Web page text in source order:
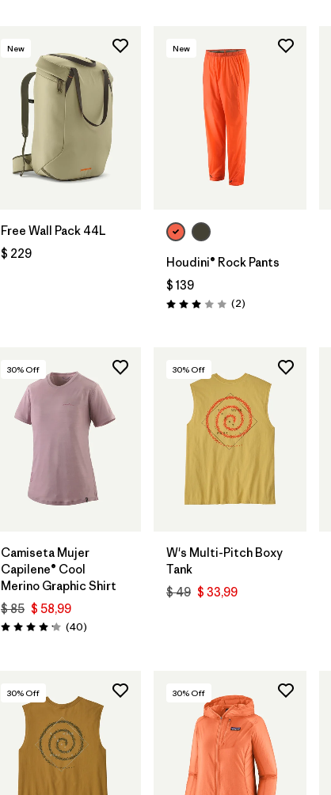
New
Free Wall Pack 44L
$ 229
New
Houdini® Rock Pants
$ 139
Valoración: 3.0 / 5
(2Comentarios
)
30% Off
Camiseta Mujer
Capilene® Cool
Merino Graphic Shirt
$ 85 $ 58,99
Valoración: 4.2 / 5
(40Comentarios
)
30% Off
W's Multi-Pitch Boxy
Tank
$ 49 $ 33,99
30% Off 30% Off